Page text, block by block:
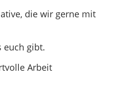
die wir gerne mit
euch gibt.
Arbeit